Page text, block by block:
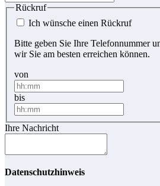
Rückruf
Ich wünsche einen Rückruf
Bitte geben Sie Ihre Telefonnummer
wir Sie am besten erreichen können.
von
bis
Ihre Nachricht
Datenschutzhinweis